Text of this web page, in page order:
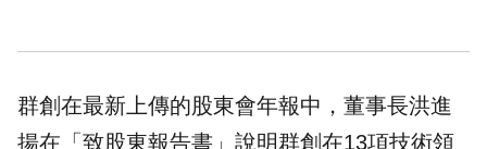
群創在最新上傳的股東會年報中，董事長洪進
揚在「致股東報告書」說明群創在13項技術領